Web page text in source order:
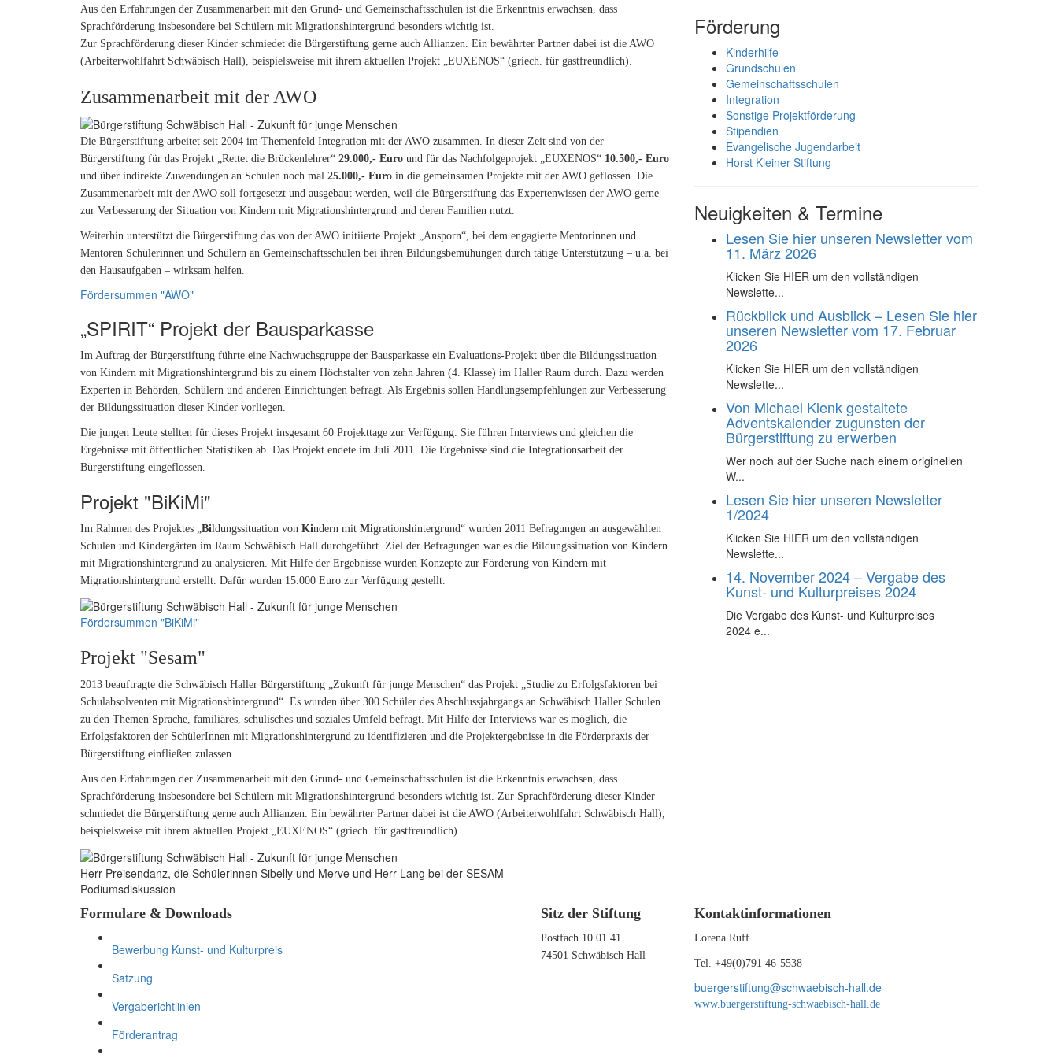
Aus den Erfahrungen der Zusammenarbeit mit den Grund- und Gemeinschaftsschulen ist die Erkenntnis erwachsen, dass
Sprachförderung insbesondere bei Schülern mit Migrationshintergrund besonders wichtig ist.
Zur Sprachförderung dieser Kinder schmiedet die Bürgerstiftung gerne auch Allianzen. Ein bewährter Partner dabei ist die AWO
(Arbeiterwohlfahrt Schwäbisch Hall), beispielsweise mit ihrem aktuellen Projekt „EUXENOS“ (griech. für gastfreundlich).
Zusammenarbeit mit der AWO
Die Bürgerstiftung arbeitet seit 2004 im Themenfeld Integration mit der AWO zusammen. In dieser Zeit sind von der
Bürgerstiftung für das Projekt „Rettet die Brückenlehrer“ 29.000,- Euro und für das Nachfolgeprojekt „EUXENOS“ 10.500,- Euro
und über indirekte Zuwendungen an Schulen noch mal 25.000,- Euro in die gemeinsamen Projekte mit der AWO geflossen. Die
Zusammenarbeit mit der AWO soll fortgesetzt und ausgebaut werden, weil die Bürgerstiftung das Expertenwissen der AWO gerne
zur Verbesserung der Situation von Kindern mit Migrationshintergrund und deren Familien nutzt.
Weiterhin unterstützt die Bürgerstiftung das von der AWO initiierte Projekt „Ansporn“, bei dem engagierte Mentorinnen und
Mentoren Schülerinnen und Schülern an Gemeinschaftsschulen bei ihren Bildungsbemühungen durch tätige Unterstützung – u.a. bei
den Hausaufgaben – wirksam helfen.
Fördersummen "AWO"
„SPIRIT“ Projekt der Bausparkasse
Im Auftrag der Bürgerstiftung führte eine Nachwuchsgruppe der Bausparkasse ein Evaluations-Projekt über die Bildungssituation
von Kindern mit Migrationshintergrund bis zu einem Höchstalter von zehn Jahren (4. Klasse) im Haller Raum durch. Dazu werden
Experten in Behörden, Schülern und anderen Einrichtungen befragt. Als Ergebnis sollen Handlungsempfehlungen zur Verbesserung
der Bildungssituation dieser Kinder vorliegen.
Die jungen Leute stellten für dieses Projekt insgesamt 60 Projekttage zur Verfügung. Sie führen Interviews und gleichen die
Ergebnisse mit öffentlichen Statistiken ab. Das Projekt endete im Juli 2011. Die Ergebnisse sind die Integrationsarbeit der
Bürgerstiftung eingeflossen.
Projekt "BiKiMi"
Im Rahmen des Projektes „Bildungssituation von Kindern mit Migrationshintergrund“ wurden 2011 Befragungen an ausgewählten
Schulen und Kindergärten im Raum Schwäbisch Hall durchgeführt. Ziel der Befragungen war es die Bildungssituation von Kindern
mit Migrationshintergrund zu analysieren. Mit Hilfe der Ergebnisse wurden Konzepte zur Förderung von Kindern mit
Migrationshintergrund erstellt. Dafür wurden 15.000 Euro zur Verfügung gestellt.
Fördersummen "BiKiMi"
Projekt "Sesam"
2013 beauftragte die Schwäbisch Haller Bürgerstiftung „Zukunft für junge Menschen“ das Projekt „Studie zu Erfolgsfaktoren bei
Schulabsolventen mit Migrationshintergrund“. Es wurden über 300 Schüler des Abschlussjahrgangs an Schwäbisch Haller Schulen
zu den Themen Sprache, familiäres, schulisches und soziales Umfeld befragt. Mit Hilfe der Interviews war es möglich, die
Erfolgsfaktoren der SchülerInnen mit Migrationshintergrund zu identifizieren und die Projektergebnisse in die Förderpraxis der
Bürgerstiftung einfließen zulassen.
Aus den Erfahrungen der Zusammenarbeit mit den Grund- und Gemeinschaftsschulen ist die Erkenntnis erwachsen, dass
Sprachförderung insbesondere bei Schülern mit Migrationshintergrund besonders wichtig ist. Zur Sprachförderung dieser Kinder
schmiedet die Bürgerstiftung gerne auch Allianzen. Ein bewährter Partner dabei ist die AWO (Arbeiterwohlfahrt Schwäbisch Hall),
beispielsweise mit ihrem aktuellen Projekt „EUXENOS“ (griech. für gastfreundlich).
Herr Preisendanz, die Schülerinnen Sibelly und Merve und Herr Lang bei der SESAM
Podiumsdiskussion
Förderung
Kinderhilfe
Grundschulen
Gemeinschaftsschulen
Integration
Sonstige Projektförderung
Stipendien
Evangelische Jugendarbeit
Horst Kleiner Stiftung
Neuigkeiten & Termine
Lesen Sie hier unseren Newsletter vom
11. März 2026
Klicken Sie HIER um den vollständigen
Newslette...
Rückblick und Ausblick – Lesen Sie hier
unseren Newsletter vom 17. Februar
2026
Klicken Sie HIER um den vollständigen
Newslette...
Von Michael Klenk gestaltete
Adventskalender zugunsten der
Bürgerstiftung zu erwerben
Wer noch auf der Suche nach einem originellen
W...
Lesen Sie hier unseren Newsletter
1/2024
Klicken Sie HIER um den vollständigen
Newslette...
14. November 2024 – Vergabe des
Kunst- und Kulturpreises 2024
Die Vergabe des Kunst- und Kulturpreises
2024 e...
Formulare & Downloads
Bewerbung Kunst- und Kulturpreis
Satzung
Vergaberichtlinien
Förderantrag
Sitz der Stiftung
Postfach 10 01 41
74501 Schwäbisch Hall
Kontaktinformationen
Lorena Ruff
Tel. +49(0)791 46-5538
buergerstiftung@schwaebisch-hall.de
www.buergerstiftung-schwaebisch-hall.de